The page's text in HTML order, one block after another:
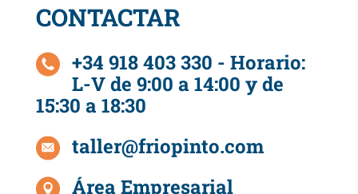
CONTACTAR
+34 918 403 330 - Horario:
L-V de 9:00 a 14:00 y de
15:30 a 18:30
taller@friopinto.com
Área Empresarial